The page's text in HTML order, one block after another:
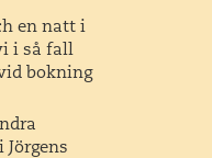
en natt i
i så fall
bokning